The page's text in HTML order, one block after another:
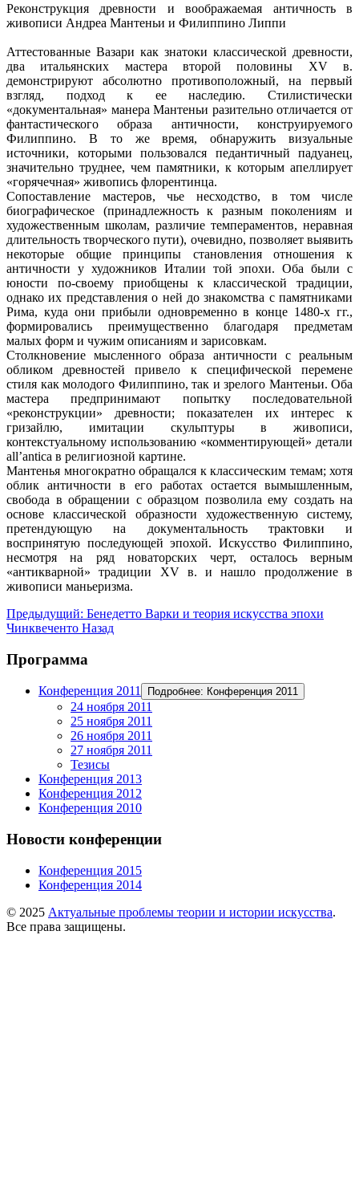
Реконструкция древности и воображаемая античность в
живописи Андреа Мантеньи и Филиппино Липпи
Аттестованные Вазари как знатоки классической древности,
два итальянских мастера второй половины XV в.
демонстрируют абсолютно противоположный, на первый
взгляд, подход к ее наследию. Стилистически
«документальная» манера Мантеньи разительно отличается от
фантастического образа античности, конструируемого
Филиппино. В то же время, обнаружить визуальные
источники, которыми пользовался педантичный падуанец,
значительно труднее, чем памятники, к которым апеллирует
«горячечная» живопись флорентинца.
Сопоставление мастеров, чье несходство, в том числе
биографическое (принадлежность к разным поколениям и
художественным школам, различие темпераментов, неравная
длительность творческого пути), очевидно, позволяет выявить
некоторые общие принципы становления отношения к
античности у художников Италии той эпохи. Оба были с
юности по-своему приобщены к классической традиции,
однако их представления о ней до знакомства с памятниками
Рима, куда они прибыли одновременно в конце 1480-х гг.,
формировались преимущественно благодаря предметам
малых форм и чужим описаниям и зарисовкам.
Столкновение мысленного образа античности с реальным
обликом древностей привело к специфической перемене
стиля как молодого Филиппино, так и зрелого Мантеньи. Оба
мастера предпринимают попытку последовательной
«реконструкции» древности; показателен их интерес к
гризайлю, имитации скульптуры в живописи,
контекстуальному использованию «комментирующей» детали
all’antica в религиозной картине.
Мантенья многократно обращался к классическим темам; хотя
облик античности в его работах остается вымышленным,
свобода в обращении с образцом позволила ему создать на
основе классической образности художественную систему,
претендующую на документальность трактовки и
воспринятую последующей эпохой. Искусство Филиппино,
несмотря на ряд новаторских черт, осталось верным
«антикварной» традиции XV в. и нашло продолжение в
живописи маньеризма.
Предыдущий: Бенедетто Варки и теория искусства эпохи
Чинквеченто Назад
Программа
Конференция 2011 Подробнее: Конференция 2011
24 ноября 2011
25 ноября 2011
26 ноября 2011
27 ноября 2011
Тезисы
Конференция 2013
Конференция 2012
Конференция 2010
Новости конференции
Конференция 2015
Конференция 2014
© 2025 Актуальные проблемы теории и истории искусства.
Все права защищены.